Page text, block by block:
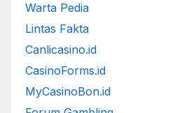
Warta Pedia
Lintas Fakta
Canlicasino.id
CasinoForms.id
MyCasinoBon.id